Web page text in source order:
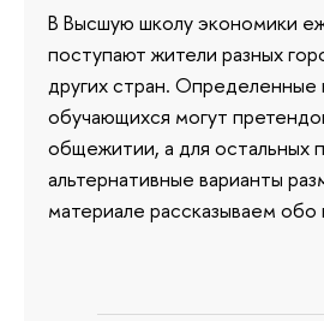
В Высшую школу экономики
поступают жители разных
других стран. Определенные
обучающихся могут
общежитии, а для остальных
альтернативные варианты
материале рассказываем